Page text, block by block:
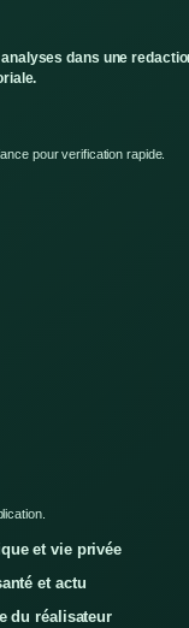
dans une
pour verification rapide.
et vie privée
et actu
du réalisateur